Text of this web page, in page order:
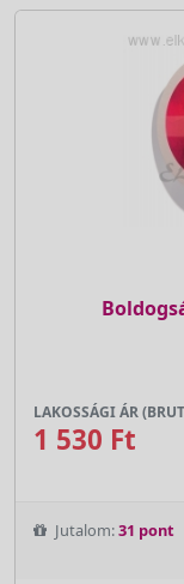
LAKOSSÁGI ÁR
1 530 Ft
Jutalom:31 pont